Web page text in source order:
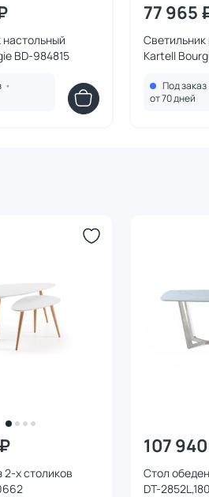
BD-984815
•
77 965
Светильник
Kartell
Под заказ
от 70 дней
2-х столиков
107
Стол
DT-